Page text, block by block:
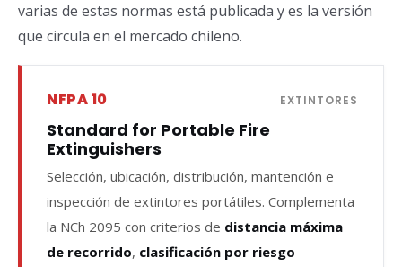
varias de estas normas está publicada y es la versión
que circula en el mercado chileno.
NFPA 10 EXTINTORES
Standard for Portable Fire
Extinguishers
Selección, ubicación, distribución, mantención e
inspección de extintores portátiles. Complementa
la NCh 2095 con criterios de distancia máxima
de recorrido, clasificación por riesgo